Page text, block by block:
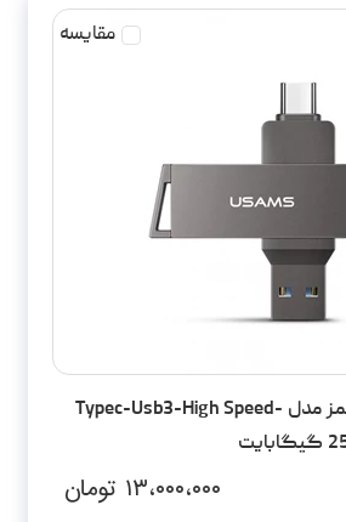
مقایسه
فلش مموری یوسمز مدل Typec-Usb3-High Speed-
۱۳،۰۰۰،۰۰۰ تومان